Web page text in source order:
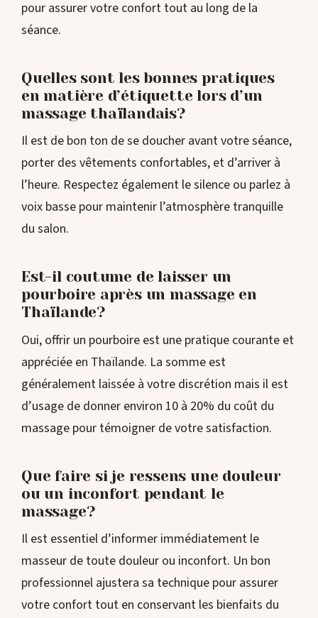
pour assurer votre confort tout au long de la
séance.
Quelles sont les bonnes pratiques
en matière d’étiquette lors d’un
massage thaïlandais?
Il est de bon ton de se doucher avant votre séance,
porter des vêtements confortables, et d’arriver à
l’heure. Respectez également le silence ou parlez à
voix basse pour maintenir l’atmosphère tranquille
du salon.
Est-il coutume de laisser un
pourboire après un massage en
Thaïlande?
Oui, offrir un pourboire est une pratique courante et
appréciée en Thaïlande. La somme est
généralement laissée à votre discrétion mais il est
d’usage de donner environ 10 à 20% du coût du
massage pour témoigner de votre satisfaction.
Que faire si je ressens une douleur
ou un inconfort pendant le
massage?
Il est essentiel d’informer immédiatement le
masseur de toute douleur ou inconfort. Un bon
professionnel ajustera sa technique pour assurer
votre confort tout en conservant les bienfaits du